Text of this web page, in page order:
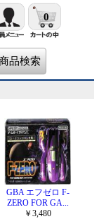
0
GBA エフゼロ F-
ZERO FOR GA...
￥3,480